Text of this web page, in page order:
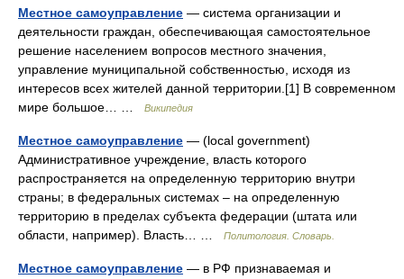
Местное самоуправление — система организации и
деятельности граждан, обеспечивающая самостоятельное
решение населением вопросов местного значения,
управление муниципальной собственностью, исходя из
интересов всех жителей данной территории.[1] В современном
мире большое… …
Википедия
Местное самоуправление — (local government)
Административное учреждение, власть которого
распространяется на определенную территорию внутри
страны; в федеральных системах – на определенную
территорию в пределах субъекта федерации (штата или
области, например). Власть… …
Политология. Словарь.
Местное самоуправление — в РФ признаваемая и